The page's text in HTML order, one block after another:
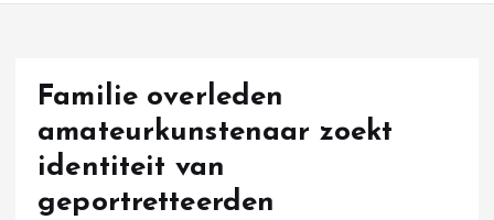
Familie overleden
amateurkunstenaar zoekt
identiteit van
geportretteerden